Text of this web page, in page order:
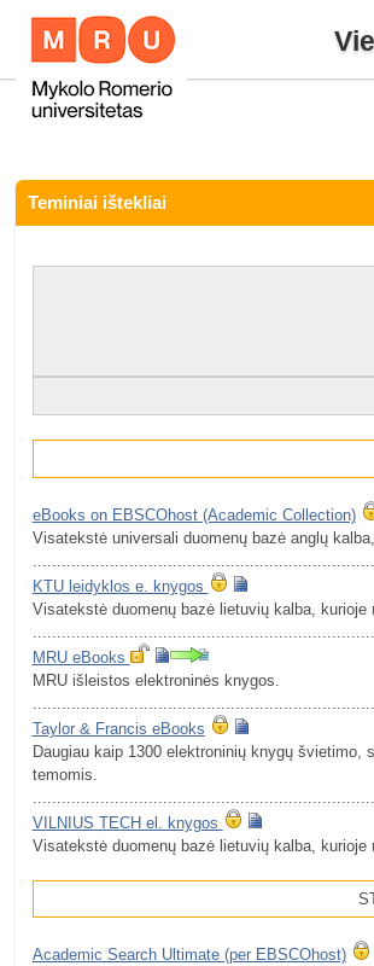
Teminiai ištekliai
eBooks on EBSCOhost (Academic Сollection)
Visatekstė universali duomenų bazė anglų
KTU leidyklos e. knygos
Visatekstė duomenų bazė lietuvių kalba,
MRU eBooks
MRU išleistos elektroninės knygos.
Taylor & Francis eBooks
Daugiau kaip 1300 elektroninių knygų
temomis.
VILNIUS TECH el. knygos
Visatekstė duomenų bazė lietuvių kalba,
Academic Search Ultimate (per EBSCOhost)